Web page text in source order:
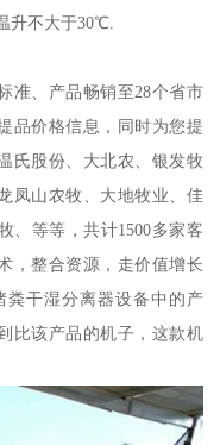
升不大于30℃.
准、产品畅销至28个省市
品价格信息，同时为您提
氏股份、大北农、银发牧
凤山农牧、大地牧业、佳
、等等，共计1500多家客
，整合资源，走价值增长
干湿分离器设备中的产
比该产品的机子，这款机